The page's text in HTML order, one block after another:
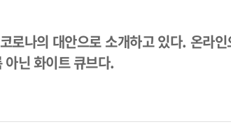
로나의 대안으로 소개하고 있다. 온라
닌 화이트 큐브다.